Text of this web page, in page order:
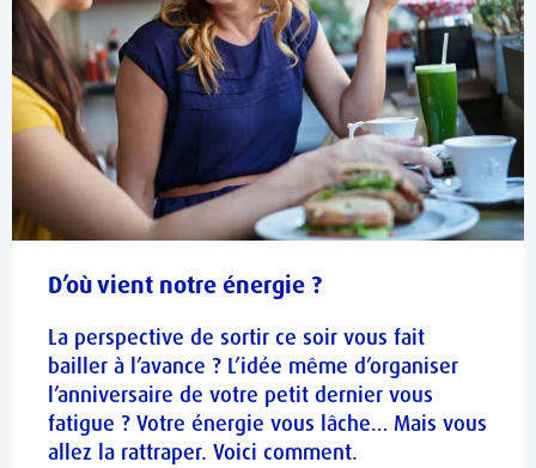
D’où vient notre énergie ?
La perspective de sortir ce soir vous fait
bailler à l’avance ? L’idée même d’organiser
l’anniversaire de votre petit dernier vous
fatigue ? Votre énergie vous lâche… Mais vous
allez la rattraper. Voici comment.